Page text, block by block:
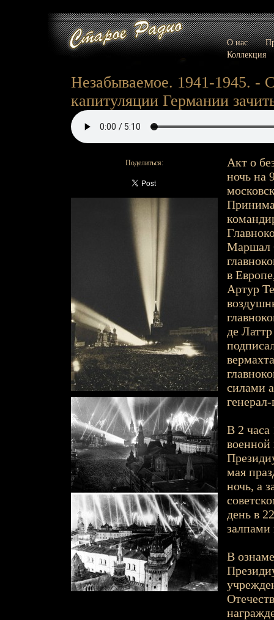
О нас
Коллекция
Незабываемое. 1941-1945.
капитуляции Германии
Поделиться:
Акт о
ночь на
Маршал
в
Артур
де
силами
В 2
военной
мая
ночь, а
день в
залпами
В